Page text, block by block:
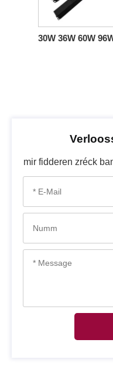
mir fidderen zréck